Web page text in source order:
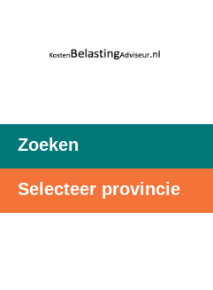
Zoeken
Selecteer provincie